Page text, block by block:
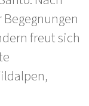
freut sich